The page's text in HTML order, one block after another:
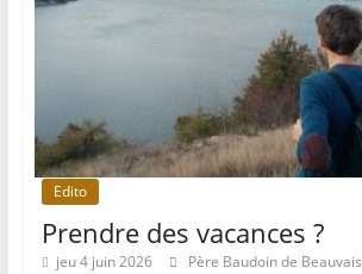
Edito
Prendre des vacances ?
jeu 4 juin 2026 Père Baudoin de Beauvais